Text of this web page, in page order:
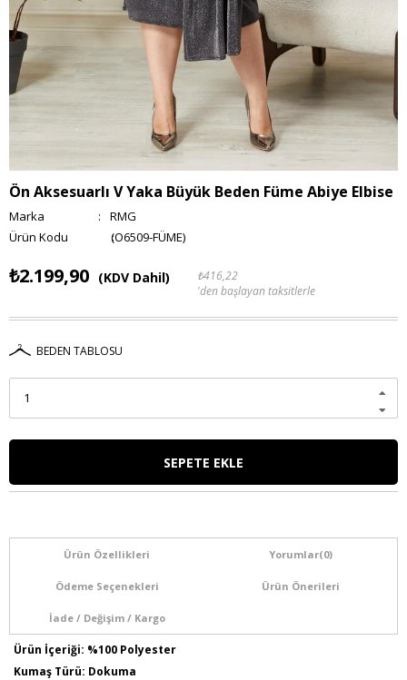
Ön Aksesuarlı V Yaka Büyük Beden Füme Abiye Elbise
Marka :
RMG
(O6509-FÜME)
₺2.199,90 (KDV Dahil)
₺416,22
'den başlayan taksitlerle
BEDEN TABLOSU
Ürün Özellikleri Yorumlar(0)
Ödeme Seçenekleri Ürün Önerileri
İade / Değişim / Kargo
Ürün İçeriği: %100 Polyester
Kumaş Türü: Dokuma